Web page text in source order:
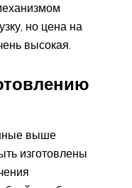
но цена на
высокая.
выше
изготовлены